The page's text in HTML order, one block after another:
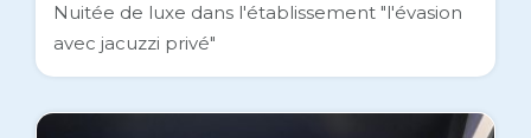
Nuitée de luxe dans l'établissement "l'évasion
avec jacuzzi privé"